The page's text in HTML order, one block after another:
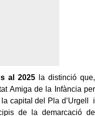
al 2025la distinció que,
Amiga de la Infància per
capital del Pla d’Urgell i
de la demarcació de